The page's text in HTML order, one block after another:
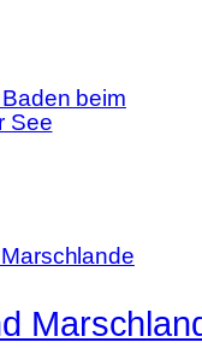
beim
See